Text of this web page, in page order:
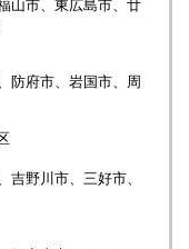
山市、東広島市、廿
防府市、岩国市、周
吉野川市、三好市、